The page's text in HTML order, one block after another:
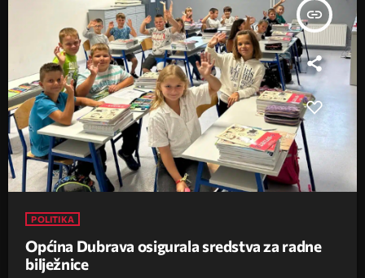
insert_link
POLITIKA
Općina Dubrava osigurala sredstva za radne
bilježnice